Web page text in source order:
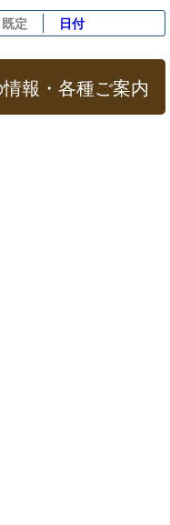
既定 日付
報・各種ご案内